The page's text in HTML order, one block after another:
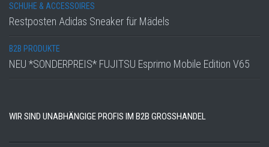
SCHUHE & ACCESSOIRES
Restposten Adidas Sneaker für Mädels
B2B PRODUKTE
NEU *SONDERPREIS* FUJITSU Esprimo Mobile Edition V65
WIR SIND UNABHÄNGIGE PROFIS IM B2B GROSSHANDEL